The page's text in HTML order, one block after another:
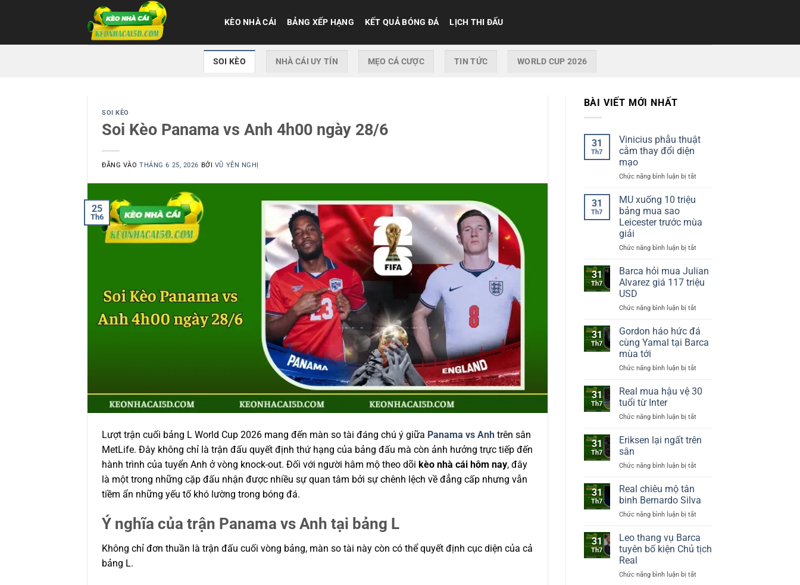
KÈO NHÀ CÁI BẢNG XẾP HẠNG KẾT QUẢ BÓNG ĐÁ LỊCH THI ĐẤU
SOI KÈO NHÀ CÁI UY TÍN MẸO CÁ CƯỢC TIN TỨC WORLD CUP 2026
SOI KÈO
Soi Kèo Panama vs Anh 4h00 ngày 28/6
ĐĂNG VÀOTHÁNG 6 25, 2026 BỞI VŨ YÊN NGHỊ
25
Th6
Lượt trận cuối bảng L World Cup 2026 mang đến màn so tài đáng chú ý giữa Panama vs Anh trên sân
MetLife. Đây không chỉ là trận đấu quyết định thứ hạng của bảng đấu mà còn ảnh hưởng trực tiếp đến
hành trình của tuyển Anh ở vòng knock-out. Đối với người hâm mộ theo dõi kèo nhà cái hôm nay, đây
là một trong những cặp đấu nhận được nhiều sự quan tâm bởi sự chênh lệch về đẳng cấp nhưng vẫn
tiềm ẩn những yếu tố khó lường trong bóng đá.
Ý nghĩa của trận Panama vs Anh tại bảng L
Không chỉ đơn thuần là trận đấu cuối vòng bảng, màn so tài này còn có thể quyết định cục diện của cả
bảng L.
BÀI VIẾT MỚI NHẤT
31
Th7
Vinicius phẫu thuật
cằm thay đổi diện
mạo
Chức năng bình luận bị tắtở
thay
diện
31
Th7
MU xuống 10 triệu
bảng mua sao
Leicester trước mùa
giải
Chức năng bình luận bị tắtở
xuống
10
triệu
mua
Leicester
31
Th7
Barca hỏi mua Julian
Alvarez giá 117 triệu
USD
Chức năng bình luận bị tắtở
hỏi
Julian
giá
triệu
31
Th7
Gordon háo hức đá
cùng Yamal tại Barca
mùa tới
Chức năng bình luận bị tắtở
háo
cùng
tại
tới
31
Th7
Real mua hậu vệ 30
tuổi từ Inter
Chức năng bình luận bị tắtở
mua
30
Inter
31
Th7
Eriksen lại ngất trên
sân
Chức năng bình luận bị tắtở
trên
sân
31
Th7
Real chiêu mộ tân
binh Bernardo Silva
Chức năng bình luận bị tắtở
chiêu
mộ
tân
Bernardo
31
Th7
Leo thang vụ Barca
tuyên bố kiện Chủ tịch
Real
Chức năng bình luận bị tắtở